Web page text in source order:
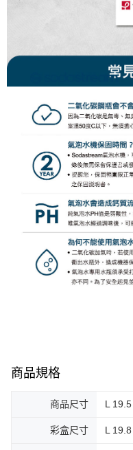
商品規格
商品尺寸 L
彩盒尺寸 L